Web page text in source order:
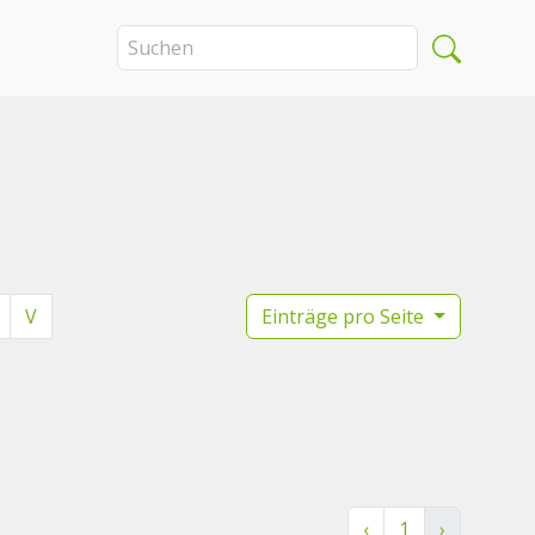
V
Einträge pro Seite
‹ 1 ›